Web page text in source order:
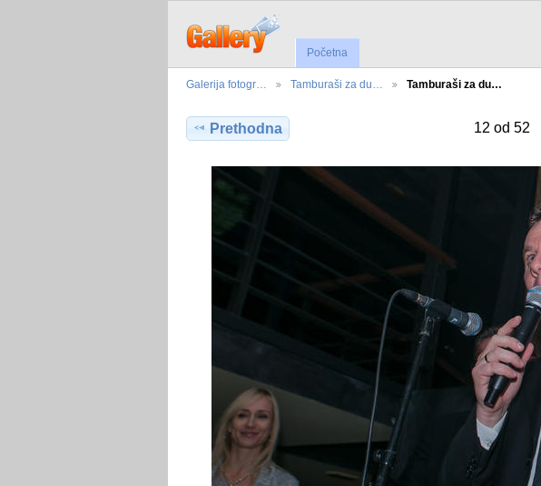
Početna
Galerija fotogr… Tamburaši za du… Tamburaši za du…
Prethodna 12 od 52